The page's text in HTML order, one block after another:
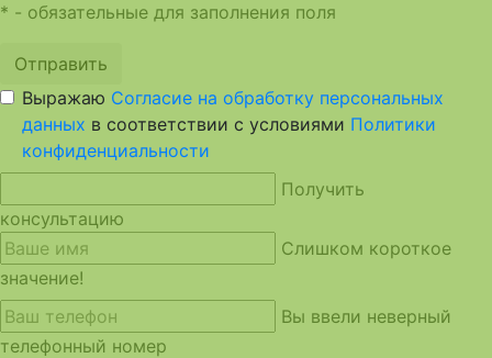
* - обязательные для заполнения поля
Отправить
Выражаю Согласие на обработку персональных
данных в соответствии с условиями Политики
конфиденциальности
Получить
консультацию
Слишком короткое
значение!
Вы ввели неверный
телефонный номер